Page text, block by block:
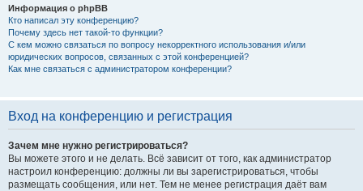
Информация о phpBB
Кто написал эту конференцию?
Почему здесь нет такой-то функции?
С кем можно связаться по вопросу некорректного использования и/или
юридических вопросов, связанных с этой конференцией?
Как мне связаться с администратором конференции?
Вход на конференцию и регистрация
Зачем мне нужно регистрироваться?
Вы можете этого и не делать. Всё зависит от того, как администратор
настроил конференцию: должны ли вы зарегистрироваться, чтобы
размещать сообщения, или нет. Тем не менее регистрация даёт вам